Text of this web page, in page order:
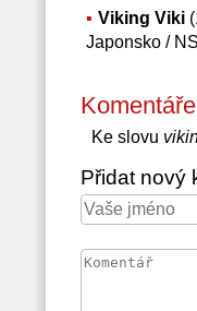
Viking Viki
Japonsko /
Komentáře
Ke slovu
Přidat nový